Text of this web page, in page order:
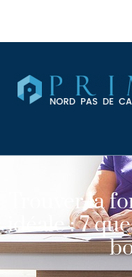
Trouver la
idéale : 7